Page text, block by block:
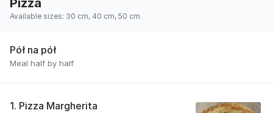
Available sizes: 30 cm, 40 cm, 50 cm.
Pół na pół
Meal half by half
1. Pizza Margherita